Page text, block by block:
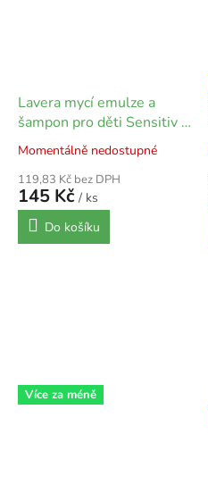
Lavera mycí emulze a
šampon pro děti Sensitiv -
200 ml
Momentálně nedostupné
119,83 Kč bez DPH
145 Kč / ks
Do košíku
Více za méně